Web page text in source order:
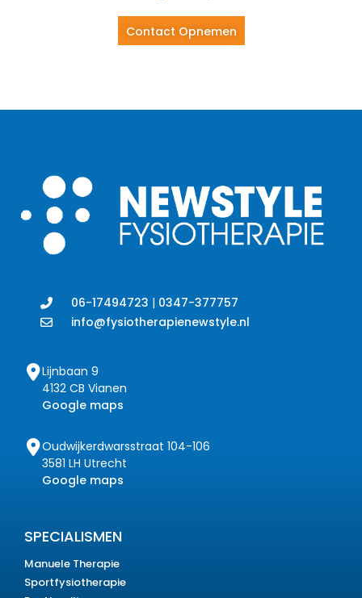
Contact Opnemen
06-17494723 | 0347-377757
info@fysiotherapienewstyle.nl
Lijnbaan 9
4132 CB Vianen
Google maps
Oudwijkerdwarsstraat 104-106
3581 LH Utrecht
Google maps
SPECIALISMEN
Manuele Therapie
Sportfysiotherapie